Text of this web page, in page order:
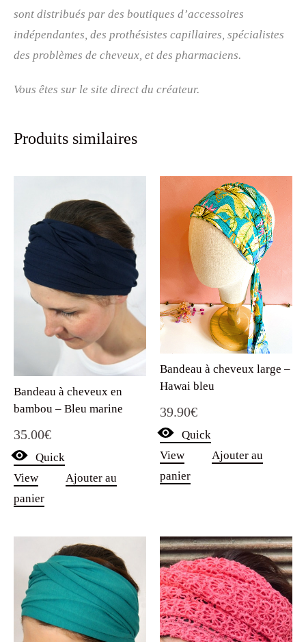
sont distribués par des boutiques d’accessoires
indépendantes, des prothésistes capillaires, spécialistes
des problèmes de cheveux, et des pharmaciens.
Vous êtes sur le site direct du créateur.
Produits similaires
Bandeau à cheveux en
bambou – Bleu marine
35.00€
Quick
View
Ajouter au
panier
Bandeau à cheveux large –
Hawai bleu
39.90€
Quick
View
Ajouter au
panier